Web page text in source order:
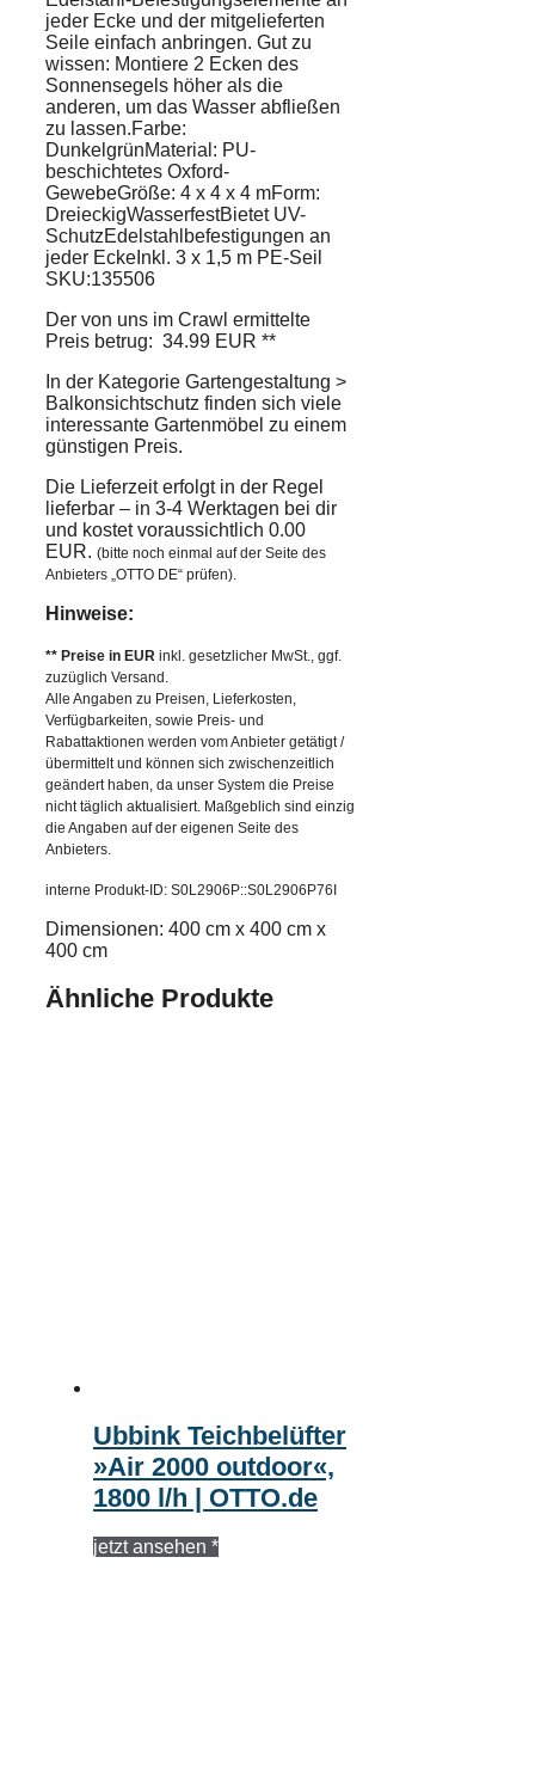
jeder Ecke und der mitgelieferten
Seile einfach anbringen. Gut zu
wissen: Montiere 2 Ecken des
Sonnensegels höher als die
anderen, um das Wasser abfließen
zu lassen.Farbe:
DunkelgrünMaterial: PU-
beschichtetes Oxford-
GewebeGröße: 4 x 4 x 4 mForm:
DreieckigWasserfestBietet UV-
SchutzEdelstahlbefestigungen an
jeder EckeInkl. 3 x 1,5 m PE-Seil
SKU:135506
Der von uns im Crawl ermittelte
Preis betrug: 34.99 EUR **
In der Kategorie Gartengestaltung >
Balkonsichtschutz finden sich viele
interessante Gartenmöbel zu einem
günstigen Preis.
Die Lieferzeit erfolgt in der Regel
lieferbar – in 3-4 Werktagen bei dir
und kostet voraussichtlich 0.00
EUR. (bitte noch einmal auf der Seite des
Anbieters „OTTO DE“ prüfen).
Hinweise:
** Preise in EUR inkl. gesetzlicher MwSt., ggf.
zuzüglich Versand.
Alle Angaben zu Preisen, Lieferkosten,
Verfügbarkeiten, sowie Preis- und
Rabattaktionen werden vom Anbieter getätigt /
übermittelt und können sich zwischenzeitlich
geändert haben, da unser System die Preise
nicht täglich aktualisiert. Maßgeblich sind einzig
die Angaben auf der eigenen Seite des
Anbieters.
interne Produkt-ID: S0L2906P::S0L2906P76I
Dimensionen: 400 cm x 400 cm x
400 cm
Ähnliche Produkte
Ubbink Teichbelüfter
»Air 2000 outdoor«,
1800 l/h | OTTO.de
jetzt ansehen *